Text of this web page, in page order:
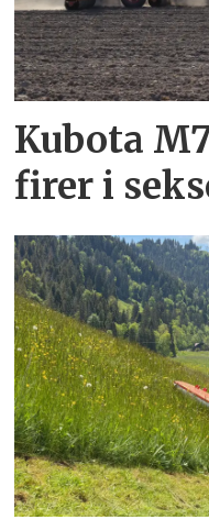
Kubota
firer i